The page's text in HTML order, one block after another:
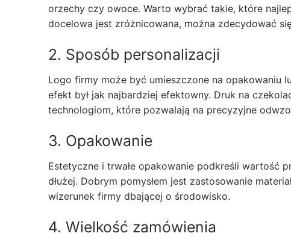
orzechy czy owoce. Warto wybrać takie, które
docelowa jest zróżnicowana, można zdecydować
2. Sposób personalizacji
Logo firmy może być umieszczone na opakowaniu
efekt był jak najbardziej efektowny. Druk na
technologiom, które pozwalają na precyzyjne
3. Opakowanie
Estetyczne i trwałe opakowanie podkreśli wartość
dłużej. Dobrym pomysłem jest zastosowanie
wizerunek firmy dbającej o środowisko.
4. Wielkość zamówienia